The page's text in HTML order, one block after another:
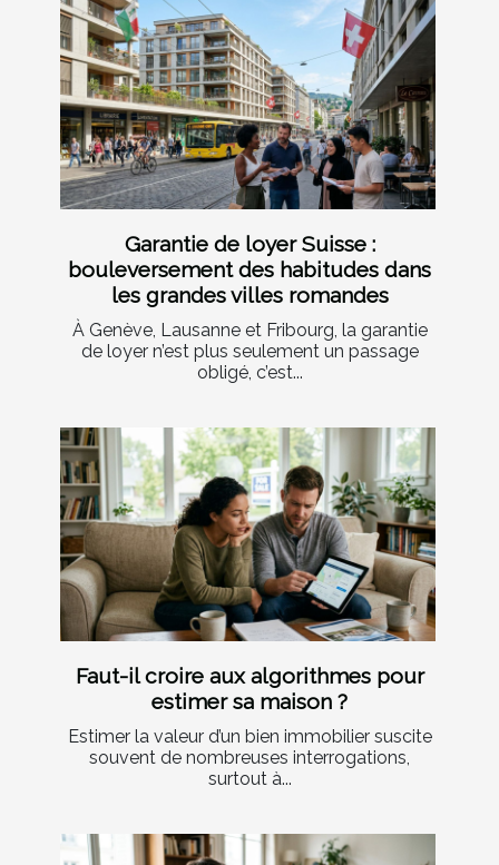
Garantie de loyer Suisse :
bouleversement des habitudes dans
les grandes villes romandes
À Genève, Lausanne et Fribourg, la garantie
de loyer n’est plus seulement un passage
obligé, c’est...
Faut-il croire aux algorithmes pour
estimer sa maison ?
Estimer la valeur d’un bien immobilier suscite
souvent de nombreuses interrogations,
surtout à...